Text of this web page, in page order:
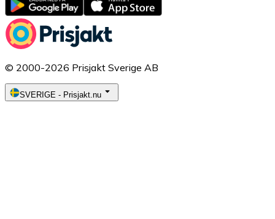
© 2000-2026 Prisjakt Sverige AB
SVERIGE - Prisjakt.nu